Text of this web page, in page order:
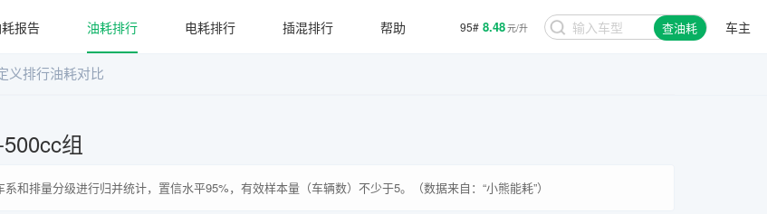
95# 8.48元/升 查油耗 车主
报告 油耗排行 电耗排行 插混排行 帮助
义排行油耗对比
组
和排量分级进行归并统计，置信水平95%，有效样本量（车辆数）不少于5。（数据来自：“小熊能耗”）